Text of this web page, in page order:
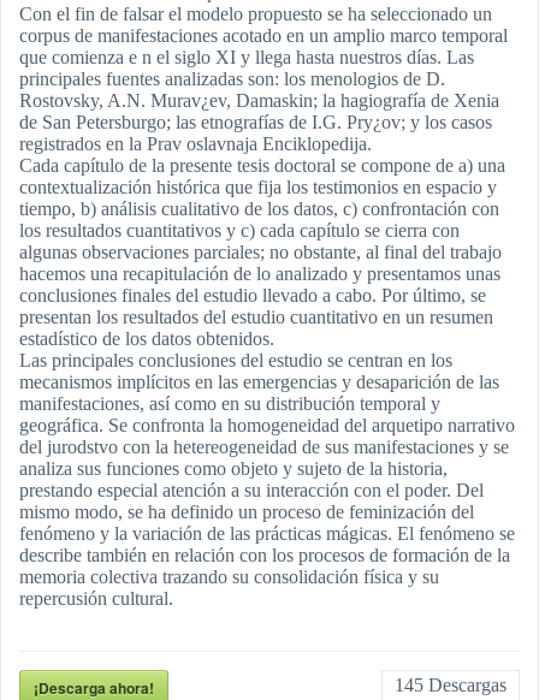
Con el fin de falsar el modelo propuesto se ha seleccionado un
corpus de manifestaciones acotado en un amplio marco temporal
que comienza e n el siglo XI y llega hasta nuestros días. Las
principales fuentes analizadas son: los menologios de D.
Rostovsky, A.N. Murav¿ev, Damaskin; la hagiografía de Xenia
de San Petersburgo; las etnografías de I.G. Pry¿ov; y los casos
registrados en la Prav oslavnaja Enciklopedija.
Cada capítulo de la presente tesis doctoral se compone de a) una
contextualización histórica que fija los testimonios en espacio y
tiempo, b) análisis cualitativo de los datos, c) confrontación con
los resultados cuantitativos y c) cada capítulo se cierra con
algunas observaciones parciales; no obstante, al final del trabajo
hacemos una recapitulación de lo analizado y presentamos unas
conclusiones finales del estudio llevado a cabo. Por último, se
presentan los resultados del estudio cuantitativo en un resumen
estadístico de los datos obtenidos.
Las principales conclusiones del estudio se centran en los
mecanismos implícitos en las emergencias y desaparición de las
manifestaciones, así como en su distribución temporal y
geográfica. Se confronta la homogeneidad del arquetipo narrativo
del jurodstvo con la hetereogeneidad de sus manifestaciones y se
analiza sus funciones como objeto y sujeto de la historia,
prestando especial atención a su interacción con el poder. Del
mismo modo, se ha definido un proceso de feminización del
fenómeno y la variación de las prácticas mágicas. El fenómeno se
describe también en relación con los procesos de formación de la
memoria colectiva trazando su consolidación física y su
repercusión cultural.
¡Descarga ahora! 145 Descargas